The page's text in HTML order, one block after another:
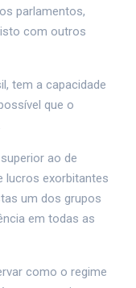
parlamentos,
com outros
tem a capacidade
que o
ao de
lucros exorbitantes
um dos grupos
em todas as
como o regime